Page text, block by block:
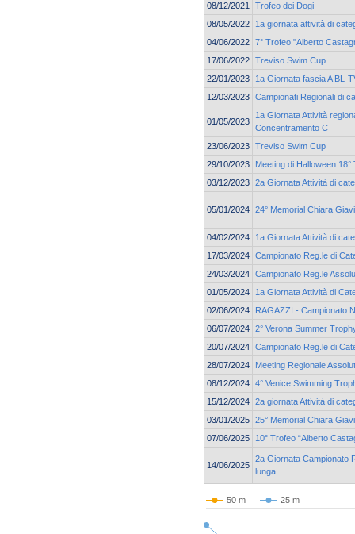
08/12/2021
Trofeo dei Dogi
08/05/2022
1a giornata attività di
04/06/2022 7° Trofeo "Alberto
17/06/2022 Treviso Swim Cup
22/01/2023
1a Giornata fascia A BL-
12/03/2023 Campionati Regionali di
01/05/2023
1a Giornata Attività
Concentramento C
23/06/2023 Treviso Swim Cup
29/10/2023
Meeting di Halloween
03/12/2023 2a Giornata Attività di
05/01/2024 24° Memorial Chiara
04/02/2024
1a Giornata Attività di
17/03/2024 Campionato Reg.le di
24/03/2024 Campionato Reg.le
01/05/2024
1a Giornata Attività di
02/06/2024
RAGAZZI - Campionato
06/07/2024 2° Verona Summer
20/07/2024 Campionato Reg.le di
28/07/2024
Meeting Regionale
08/12/2024 4° Venice Swimming
15/12/2024 2a giornata Attività di
03/01/2025 25° Memorial Chiara
07/06/2025
10° Trofeo “Alberto
14/06/2025
2a Giornata Campionato
lunga
50 m 25 m